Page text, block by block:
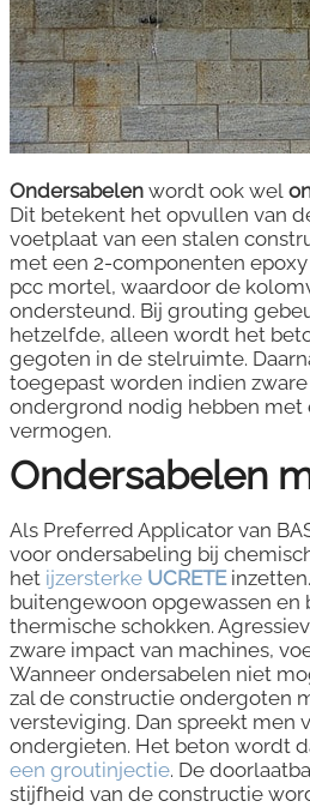
Ondersabelen wordt ook wel
Dit betekent het opvullen van
voetplaat van een stalen
met een 2-componenten
pcc mortel, waardoor de
ondersteund. Bij grouting
hetzelfde, alleen wordt het
gegoten in de stelruimte.
toegepast worden indien
ondergrond nodig hebben met
vermogen.
Ondersabelen
Als Preferred Applicator van
voor ondersabeling bij
het ijzersterke UCRETEinzetten.
buitengewoon opgewassen en
thermische schokken.
zware impact van machines,
Wanneer ondersabelen niet
zal de constructie ondergoten
versteviging. Dan spreekt men
ondergieten. Het beton wordt
een groutinjectie. De
stijfheid van de constructie